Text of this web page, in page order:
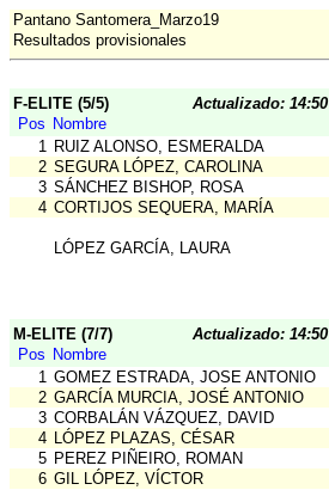
Pantano Santomera_Marzo19
Resultados provisionales
F-ELITE (5/5)
Actualizado: 14:50
Pos Nombre
1 RUIZ ALONSO, ESMERALDA
2 SEGURA LÓPEZ, CAROLINA
3 SÁNCHEZ BISHOP, ROSA
4 CORTIJOS SEQUERA, MARÍA
LÓPEZ GARCÍA, LAURA
M-ELITE (7/7)
Actualizado: 14:50
Pos Nombre
1 GOMEZ ESTRADA, JOSE ANTONIO
2 GARCÍA MURCIA, JOSÉ ANTONIO
3 CORBALÁN VÁZQUEZ, DAVID
4 LÓPEZ PLAZAS, CÉSAR
5 PEREZ PIÑEIRO, ROMAN
6 GIL LÓPEZ, VÍCTOR